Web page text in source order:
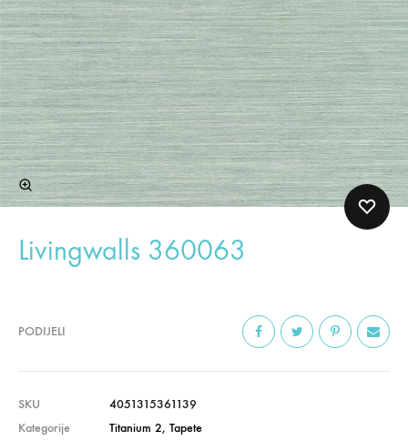
Livingwalls 360063
PODIJELI
SKU
4051315361139
Kategorije
Titanium 2, Tapete